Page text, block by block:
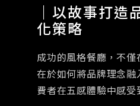
｜以故事打造
化策略
成功的風格餐廳，不
在於如何將品牌理念
費者在五感體驗中感受